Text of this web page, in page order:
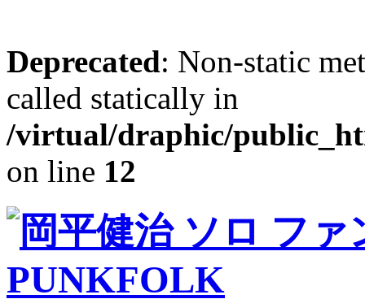
Deprecated: Non-static
called statically in
/virtual/draphic/
on line 12